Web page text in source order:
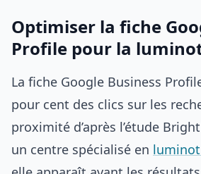
Optimiser la fiche
Profile pour la
La fiche Google Business
pour cent des clics sur les
proximité d’après l’étude
un centre spécialisé en